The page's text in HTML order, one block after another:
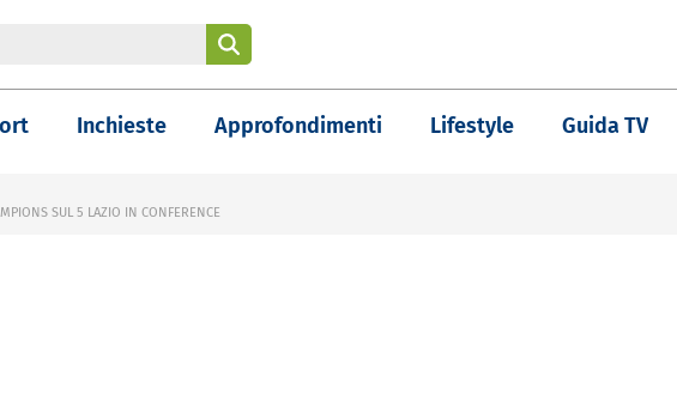
Inchieste Approfondimenti Lifestyle Guida TV
SUL 5 LAZIO IN CONFERENCE